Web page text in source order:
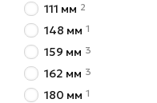
111 мм 2
148 мм 1
159 мм 3
162 мм 3
180 мм 1